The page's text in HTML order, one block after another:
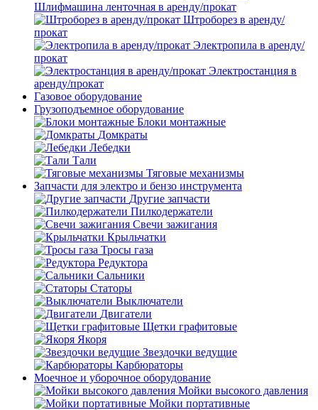
Шлифмашина ленточная в аренду/прокат
Штроборез в аренду/
прокат
Электропила в аренду/
прокат
Электростанция в
аренду/прокат
Газовое оборудование
Грузоподъемное оборудование
Блоки монтажные
Домкраты
Лебедки
Тали
Тяговые механизмы
Запчасти для электро и бензо инструмента
Другие запчасти
Пилкодержатели
Свечи зажигания
Крыльчатки
Тросы газа
Редуктора
Сальники
Статоры
Выключатели
Двигатели
Щетки графитовые
Якоря
Звездочки ведущие
Карбюраторы
Моечное и уборочное оборудование
Мойки высокого давления
Мойки портативные